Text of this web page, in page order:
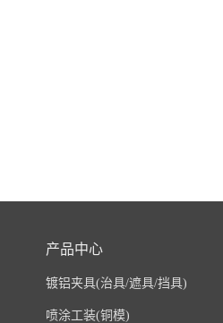
产品中心
镀铝夹具(治具/遮具/挡具)
喷涂工装(铜模)